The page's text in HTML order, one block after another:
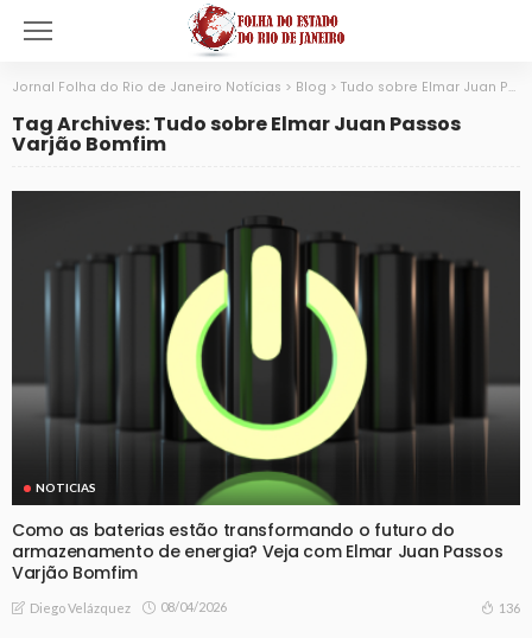
Jornal Folha do Rio de Janeiro Notícias > Blog > Tudo sobre Elmar Juan Passos Varjão Bomfim
Tag Archives: Tudo sobre Elmar Juan Passos
Varjão Bomfim
NOTICIAS
Como as baterias estão transformando o futuro do
armazenamento de energia? Veja com Elmar Juan Passos
Varjão Bomfim
Diego Velázquez 08/04/2026 136